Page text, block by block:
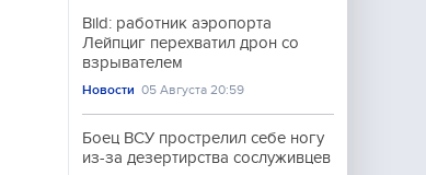
Bild: работник аэропорта
Лейпциг перехватил дрон со
взрывателем
Новости 05 Августа 20:59
Боец ВСУ прострелил себе ногу
из-за дезертирства сослуживцев